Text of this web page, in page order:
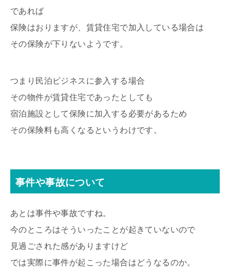
であれば
保険はおりますが、賃貸住宅で加入している場合は
その保険が下りないようです。
つまり民泊ビジネスに参入する場合
その物件が賃貸住宅であったとしても
宿泊施設として保険に加入する必要があるため
その保険料も高くなるというわけです。
事件や事故について
あとは事件や事故ですね。
今のところはそういったことが起きていないので
見過ごされた感がありますけど
では実際に事件が起こった場合はどうなるのか。